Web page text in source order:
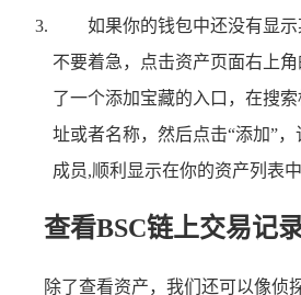
如果你的钱包中还没有显示
不要着急，点击资产页面右上
了一个添加宝藏的入口，在搜
址或者名称，然后点击“添加”
成员,顺利显示在你的资产列表中
查看BSC链上交易记
除了查看资产，我们还可以像侦